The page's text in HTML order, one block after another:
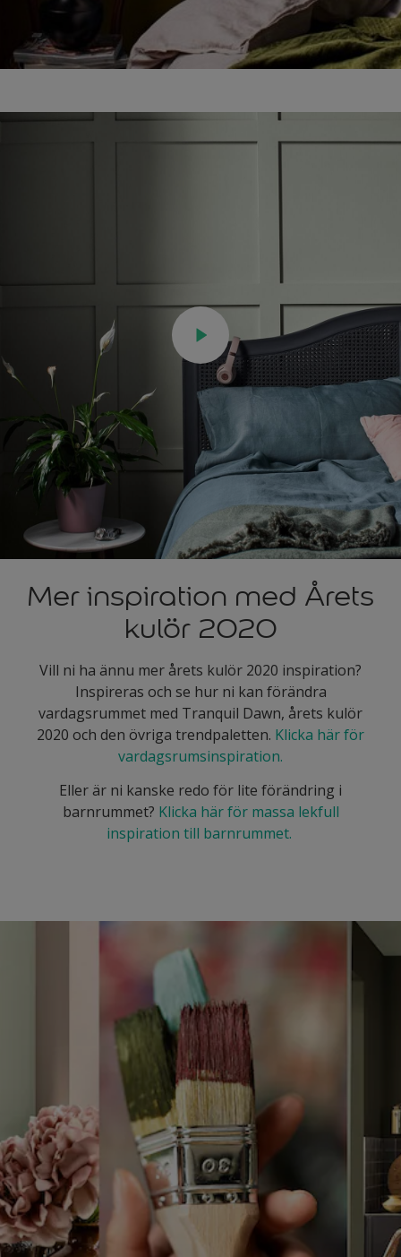
Mer inspiration med Årets
kulör 2020
Vill ni ha ännu mer årets kulör 2020 inspiration?
Inspireras och se hur ni kan förändra
vardagsrummet med Tranquil Dawn, årets kulör
2020 och den övriga trendpaletten. Klicka här för
vardagsrumsinspiration.
Eller är ni kanske redo för lite förändring i
barnrummet? Klicka här för massa lekfull
inspiration till barnrummet.